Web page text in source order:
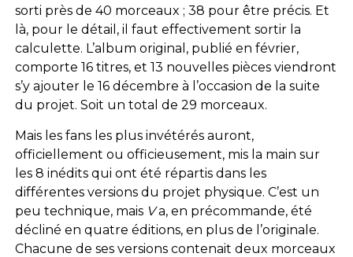
sorti près de 40 morceaux ; 38 pour être précis. Et
là, pour le détail, il faut effectivement sortir la
calculette. L’album original, publié en février,
comporte 16 titres, et 13 nouvelles pièces viendront
s’y ajouter le 16 décembre à l’occasion de la suite
du projet. Soit un total de 29 morceaux.
Mais les fans les plus invétérés auront,
officiellement ou officieusement, mis la main sur
les 8 inédits qui ont été répartis dans les
différentes versions du projet physique. C’est un
peu technique, mais Va, en précommande, été
décliné en quatre éditions, en plus de l’originale.
Chacune de ses versions contenait deux morceaux